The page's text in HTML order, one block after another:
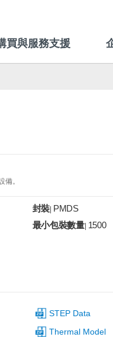
買與服務支援
備。
封裝 PMDS
最小包裝數量| 1500
STEP Data
Thermal Model